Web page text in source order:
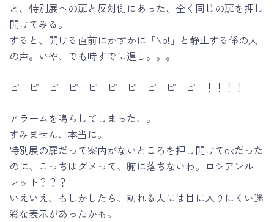
と、特別展への扉と反対側にあった、全く同じの扉を押し
開けてみる。
すると、開ける直前にかすかに「No!」と静止する係の人
の声。いや、でも時すでに遅し。。。
ピーピーピーピーピーピーピーピーピーピー！！！！
アラームを鳴らしてしまった、。
すみません、本当に。
特別展の扉だって案内がないところを押し開けてokだった
のに、こっちはダメって、腑に落ちないわ。ロシアンルー
レット？？？
いえいえ、もしかしたら、訪れる人には目に入りにくい迷
彩な表示があったかも。